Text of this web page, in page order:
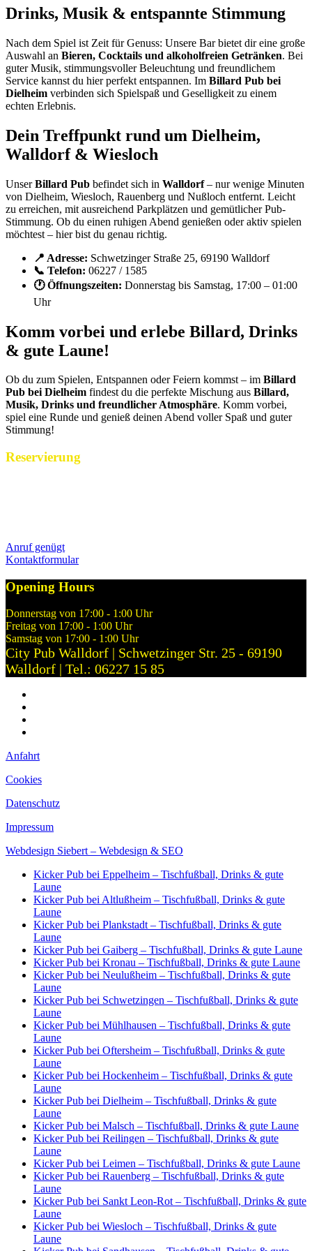
Drinks, Musik & entspannte Stimmung
Nach dem Spiel ist Zeit für Genuss: Unsere Bar bietet dir eine große
Auswahl an Bieren, Cocktails und alkoholfreien Getränken. Bei
guter Musik, stimmungsvoller Beleuchtung und freundlichem
Service kannst du hier perfekt entspannen. Im Billard Pub bei
Dielheim verbinden sich Spielspaß und Geselligkeit zu einem
echten Erlebnis.
Dein Treffpunkt rund um Dielheim,
Walldorf & Wiesloch
UnserBillard Pub befindet sich in Walldorf– nur wenige Minuten
von Dielheim, Wiesloch, Rauenberg und Nußloch entfernt. Leicht
zu erreichen, mit ausreichend Parkplätzen und gemütlicher Pub-
Stimmung. Ob du einen ruhigen Abend genießen oder aktiv spielen
möchtest – hier bist du genau richtig.
📍 Adresse: Schwetzinger Straße 25, 69190 Walldorf
📞 Telefon: 06227 / 1585
🕐 Öffnungszeiten: Donnerstag bis Samstag, 17:00 – 01:00
Uhr
Komm vorbei und erlebe Billard, Drinks
& gute Laune!
Ob du zum Spielen, Entspannen oder Feiern kommst – im Billard
Pub bei Dielheim findest du die perfekte Mischung aus Billard,
Musik, Drinks und freundlicher Atmosphäre. Komm vorbei,
spiel eine Runde und genieß deinen Abend voller Spaß und guter
Stimmung!
Reservierung
Anruf genügt
Kontaktformular
Opening Hours
Donnerstag von 17:00 - 1:00 Uhr
Freitag von 17:00 - 1:00 Uhr
Samstag von 17:00 - 1:00 Uhr
City Pub Walldorf | Schwetzinger Str. 25 - 69190
Walldorf | Tel.: 06227 15 85
Anfahrt
Cookies
Datenschutz
Impressum
Webdesign Siebert – Webdesign & SEO
Kicker Pub bei Eppelheim – Tischfußball, Drinks & gute
Laune
Kicker Pub bei Altlußheim – Tischfußball, Drinks & gute
Laune
Kicker Pub bei Plankstadt – Tischfußball, Drinks & gute
Laune
Kicker Pub bei Gaiberg – Tischfußball, Drinks & gute Laune
Kicker Pub bei Kronau – Tischfußball, Drinks & gute Laune
Kicker Pub bei Neulußheim – Tischfußball, Drinks & gute
Laune
Kicker Pub bei Schwetzingen – Tischfußball, Drinks & gute
Laune
Kicker Pub bei Mühlhausen – Tischfußball, Drinks & gute
Laune
Kicker Pub bei Oftersheim – Tischfußball, Drinks & gute
Laune
Kicker Pub bei Hockenheim – Tischfußball, Drinks & gute
Laune
Kicker Pub bei Dielheim – Tischfußball, Drinks & gute
Laune
Kicker Pub bei Malsch – Tischfußball, Drinks & gute Laune
Kicker Pub bei Reilingen – Tischfußball, Drinks & gute
Laune
Kicker Pub bei Leimen – Tischfußball, Drinks & gute Laune
Kicker Pub bei Rauenberg – Tischfußball, Drinks & gute
Laune
Kicker Pub bei Sankt Leon-Rot – Tischfußball, Drinks & gute
Laune
Kicker Pub bei Wiesloch – Tischfußball, Drinks & gute
Laune